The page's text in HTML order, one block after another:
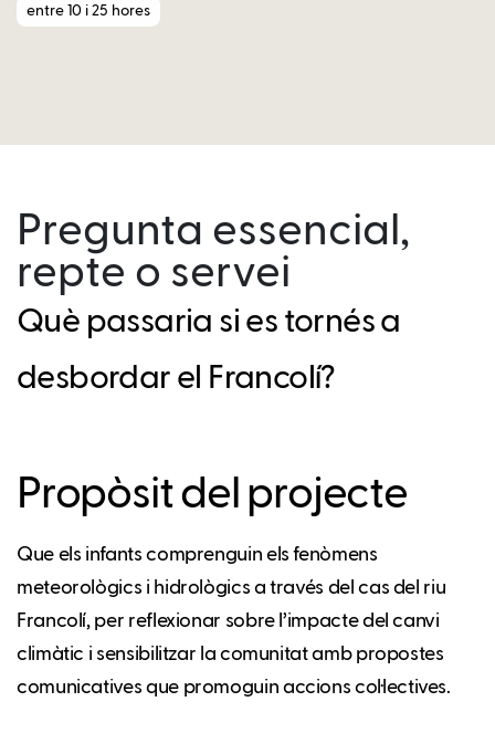
entre 10 i 25 hores
Pregunta essencial,
repte o servei
Què passaria si es tornés a
desbordar el Francolí?
Propòsit del projecte
Que els infants comprenguin els fenòmens
meteorològics i hidrològics a través del cas del riu
Francolí, per reflexionar sobre l’impacte del canvi
climàtic i sensibilitzar la comunitat amb propostes
comunicatives que promoguin accions col·lectives.